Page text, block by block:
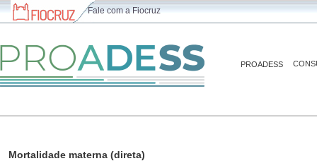
Fale com a Fiocruz
PROADESS
Mortalidade materna (direta)